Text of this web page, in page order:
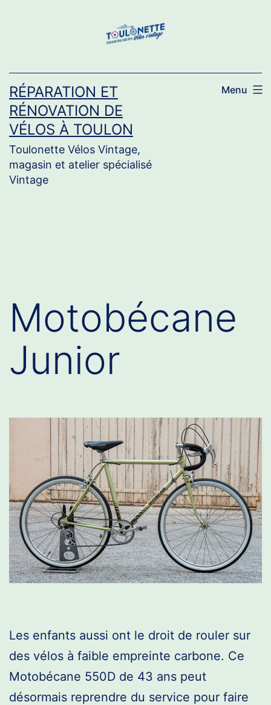
RÉPARATION ET
RÉNOVATION DE
VÉLOS À TOULON
Toulonette Vélos Vintage,
magasin et atelier spécialisé
Vintage
Menu
Motobécane
Junior
Les enfants aussi ont le droit de rouler sur
des vélos à faible empreinte carbone. Ce
Motobécane 550D de 43 ans peut
désormais reprendre du service pour faire